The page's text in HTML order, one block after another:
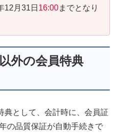
12月31日 16:00までとなり
外の会員特典
として、会計時に、会員証
の品質保証が自動手続きで